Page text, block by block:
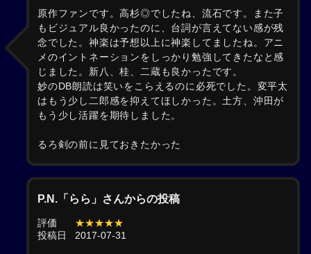
原作ファンです。高杉◎でしたね、流石です。また子
もビジュアル良かったのに、台詞が言えてない感が残
念でした。神楽は予想以上に神楽してましたね。アニ
メのイントネーションをしっかり勉強してきたなと感
じました。新八、桂、二蔵も良かったです。
妙のDB朗読は笑いをこらえるのに必死でした。変平太
はもう少し二郎感を抑えてほしかった。土方、沖田が
もう少し活躍を期待しました。
るろ剣の前に見ておきたかった
P.N.「らら」さんからの投稿
評価
★★★★★
投稿日
2017-07-31